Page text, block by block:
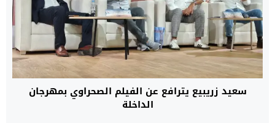
سعيد زريبيع يترافع عن الفيلم الصحراوي بمهرجان
الداخلة